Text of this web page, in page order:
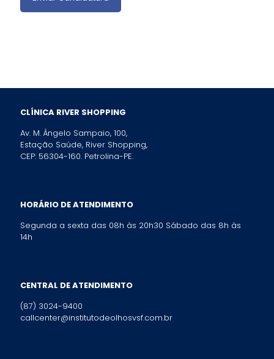
CLÍNICA RIVER SHOPPING
Av. M. Ângelo Sampaio, 100,
Estação Saúde, River Shopping,
CEP: 56304-160. Petrolina-PE.
HORÁRIO DE ATENDIMENTO
Segunda a sexta das 08h às 20h30 Sábado das 8h às
14h
CENTRAL DE ATENDIMENTO
(87) 3024-9400
callcenter@institutodeolhosvsf.com.br